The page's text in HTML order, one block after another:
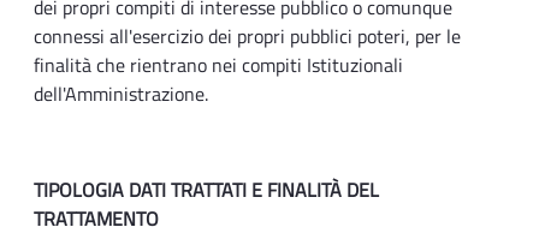
dei propri compiti di interesse pubblico o comunque
connessi all'esercizio dei propri pubblici poteri, per le
finalità che rientrano nei compiti Istituzionali
dell'Amministrazione.
TIPOLOGIA DATI TRATTATI E FINALITÀ DEL
TRATTAMENTO